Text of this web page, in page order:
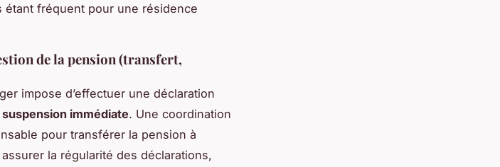
fréquent pour une résidence
de la pension (transfert,
impose d’effectuer une déclaration
suspension immédiate. Une coordination
pour transférer la pension à
la régularité des déclarations,